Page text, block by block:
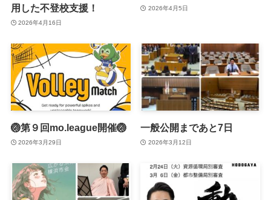
用した不登校支援！
2026年4月16日
2026年4月5日
🏐第９回mo.league開催🏐
2026年3月29日
一般公開まであと7日
2026年3月12日